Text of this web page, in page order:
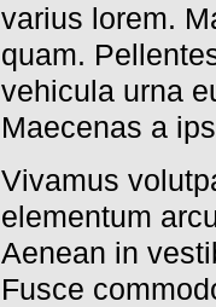
varius lorem.
quam.
vehicula urna
Maecenas a
Vivamus
elementum
Aenean in
Fusce